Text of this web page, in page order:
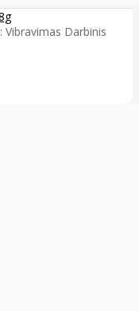
Vibravimas Darbinis